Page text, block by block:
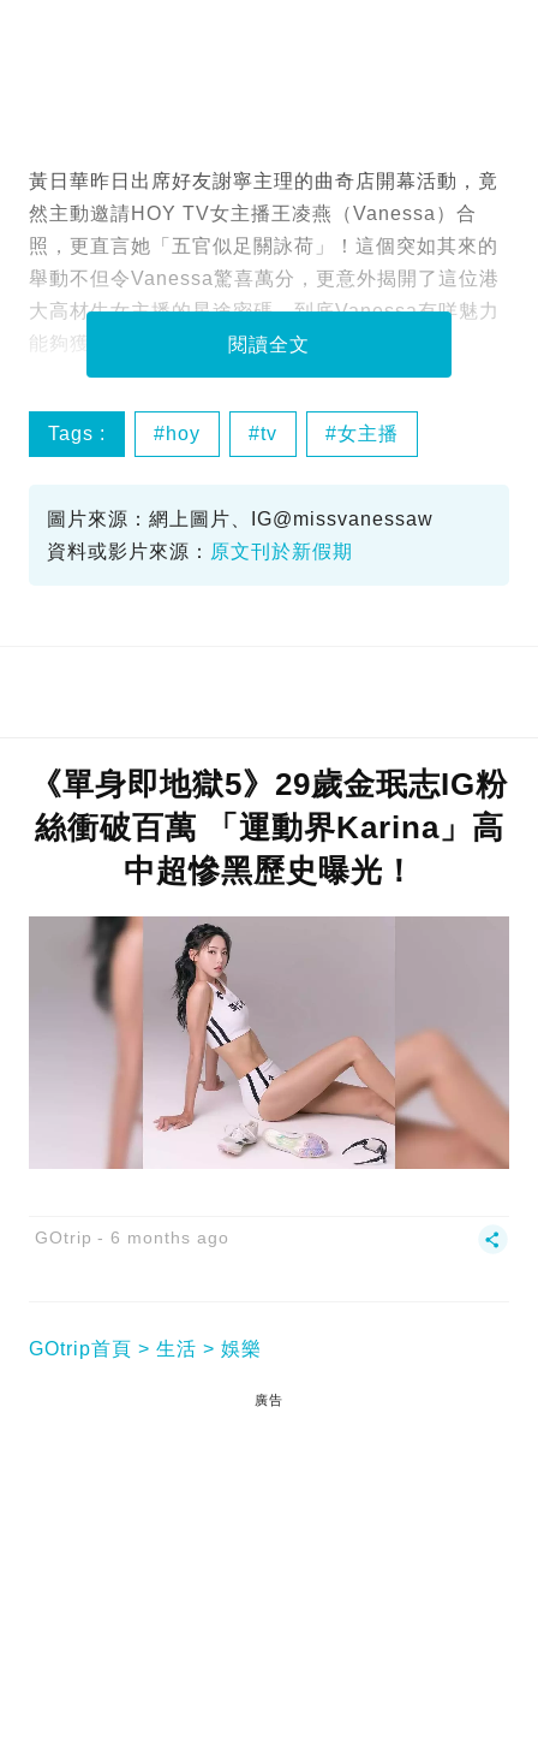
黃日華昨日出席好友謝寧主理的曲奇店開幕活動，竟
然主動邀請HOY TV女主播王凌燕（Vanessa）合
照，更直言她「五官似足關詠荷」！這個突如其來的
舉動不但令Vanessa驚喜萬分，更意外揭開了這位港
大高材生女主播的星途密碼。到底Vanessa有咩魅力
能夠獲得華哥青睞？她的背景又有幾勁？
閱讀全文
Tags : hoy tv 女主播
圖片來源：網上圖片、IG@missvanessaw
資料或影片來源： 原文刊於新假期
《單身即地獄5》29歲金珉志IG粉
絲衝破百萬 「運動界Karina」高
中超慘黑歷史曝光！
GOtrip 6 months ago
GOtrip首頁 生活 娛樂
廣告